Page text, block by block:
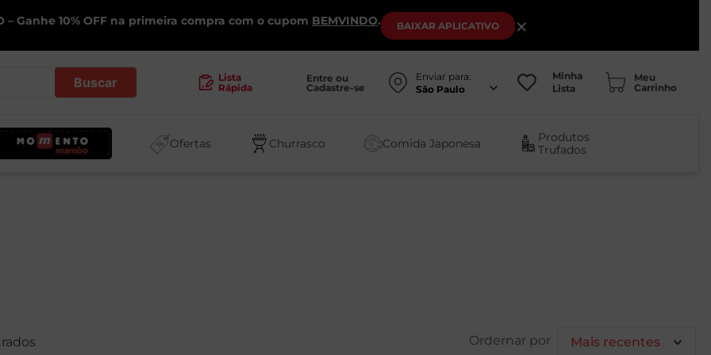
– Ganhe 10% OFF na primeira compra com o cupom BEMVINDO. BAIXAR APLICATIVO ×
Lista
Rápida
Entre ou
Cadastre-se
Enviar para:
São Paulo
Minha
Lista
Ofertas Churrasco Comida Japonesa
Produtos
Trufados
Mais recentes